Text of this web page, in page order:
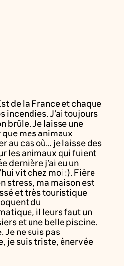
de la France et chaque
incendies. J’ai toujours
brûle. Je laisse une
mes animaux
au cas où… je laisse des
les animaux qui fuient
dernière j’ai eu un
vit chez moi :). Fière
stress, ma maison est
et très touristique
du
il leurs faut un
et une belle piscine.
Je ne suis pas
je suis triste, énervée